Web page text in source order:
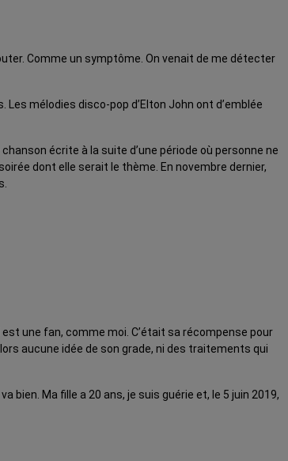
Comme un symptôme. On venait de me détecter
mélodies disco-pop d’Elton John ont d’emblée
écrite à la suite d’une période où personne ne
dont elle serait le thème. En novembre dernier,
est une fan, comme moi. C’était sa récompense pour
aucune idée de son grade, ni des traitements qui
bien. Ma fille a 20 ans, je suis guérie et, le 5 juin 2019,